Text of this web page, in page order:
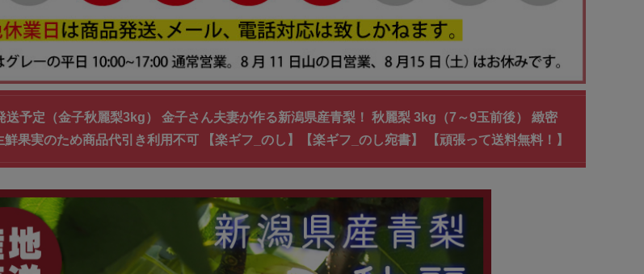
送予定（金子秋麗梨3kg） 金子さん夫妻が作る新潟県産青梨！ 秋麗梨 3kg（7～9玉前後） 緻密
果実のため商品代引き利用不可 【楽ギフ_のし】【楽ギフ_のし宛書】 【頑張って送料無料！】